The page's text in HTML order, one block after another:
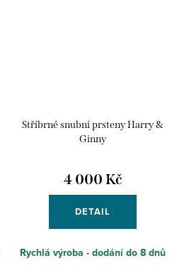
Stříbrné snubní prsteny Harry &
Ginny
4 000 Kč
DETAIL
Rychlá výroba - dodání do 8 dnů